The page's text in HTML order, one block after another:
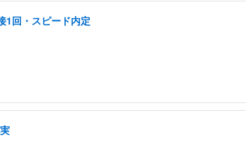
1回・スピード内定